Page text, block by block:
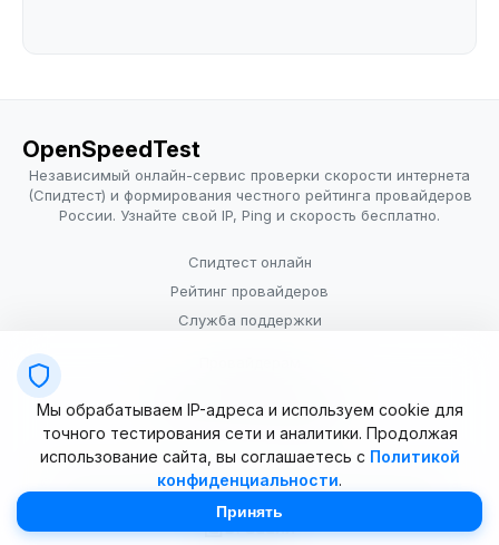
OpenSpeedTest
Независимый онлайн-сервис проверки скорости интернета
(Спидтест) и формирования честного рейтинга провайдеров
России. Узнайте свой IP, Ping и скорость бесплатно.
Спидтест онлайн
Рейтинг провайдеров
Служба поддержки
Условия использования
© 2025–2026 OpenSpeedTest (ИП Долматова В.В.). Все права
Мы обрабатываем IP-адреса и используем cookie для
точного тестирования сети и аналитики. Продолжая
использование сайта, вы соглашаетесь с Политикой
конфиденциальности.
Принять